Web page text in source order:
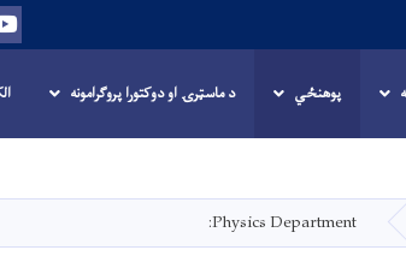
دانګل
پوهنځي د ماسټرۍ او دوکتورا پروګرامونه
Physics Department: